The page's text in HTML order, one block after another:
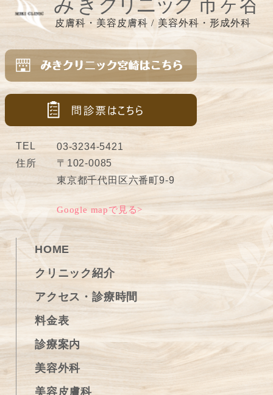
TEL
03-3234-5421
住所
〒102-0085
東京都千代田区六番町9-9
Google mapで見る>
HOME
クリニック紹介
アクセス・診療時間
料金表
診療案内
美容外科
美容皮膚科